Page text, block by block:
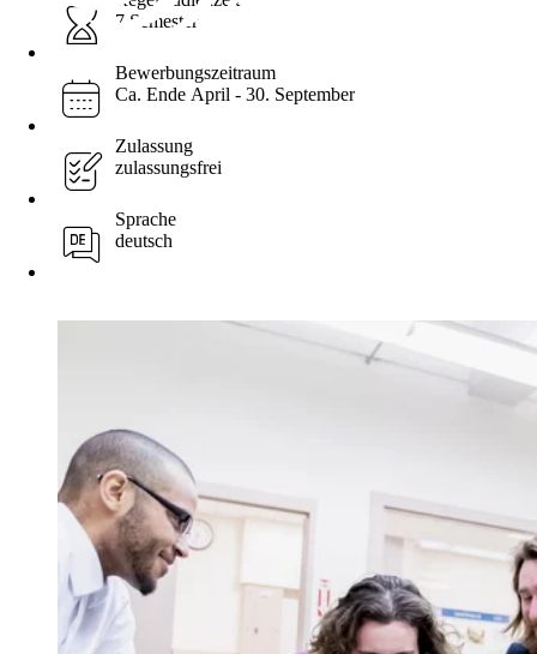
7 Semester
Bewerbungszeitraum
Ca. Ende April - 30. September
Zulassung
zulassungsfrei
Sprache
deutsch